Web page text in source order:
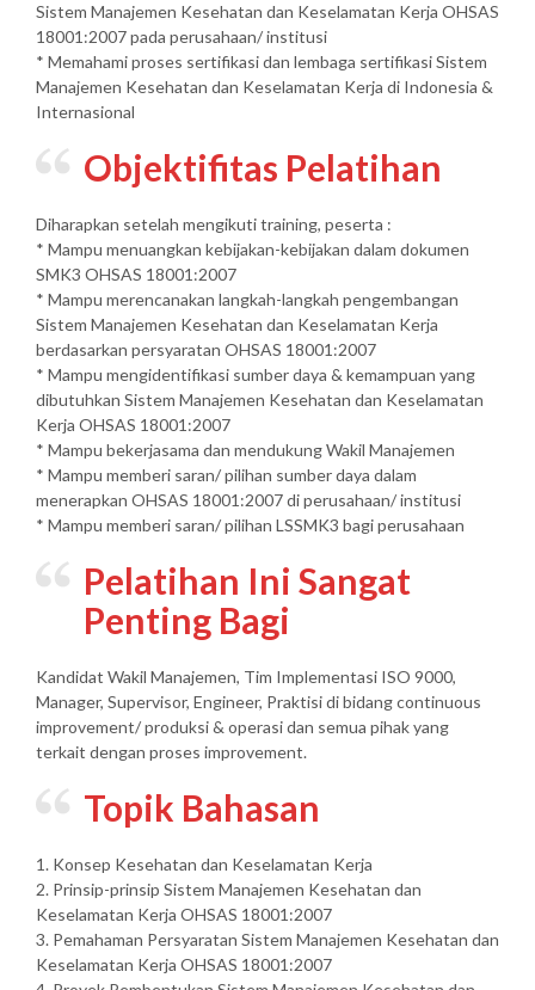
Sistem Manajemen Kesehatan dan Keselamatan Kerja OHSAS
18001:2007 pada perusahaan/ institusi
* Memahami proses sertifikasi dan lembaga sertifikasi Sistem
Manajemen Kesehatan dan Keselamatan Kerja di Indonesia &
Internasional
Objektifitas Pelatihan
Diharapkan setelah mengikuti training, peserta :
* Mampu menuangkan kebijakan-kebijakan dalam dokumen
SMK3 OHSAS 18001:2007
* Mampu merencanakan langkah-langkah pengembangan
Sistem Manajemen Kesehatan dan Keselamatan Kerja
berdasarkan persyaratan OHSAS 18001:2007
* Mampu mengidentifikasi sumber daya & kemampuan yang
dibutuhkan Sistem Manajemen Kesehatan dan Keselamatan
Kerja OHSAS 18001:2007
* Mampu bekerjasama dan mendukung Wakil Manajemen
* Mampu memberi saran/ pilihan sumber daya dalam
menerapkan OHSAS 18001:2007 di perusahaan/ institusi
* Mampu memberi saran/ pilihan LSSMK3 bagi perusahaan
Pelatihan Ini Sangat
Penting Bagi
Kandidat Wakil Manajemen, Tim Implementasi ISO 9000,
Manager, Supervisor, Engineer, Praktisi di bidang continuous
improvement/ produksi & operasi dan semua pihak yang
terkait dengan proses improvement.
Topik Bahasan
1. Konsep Kesehatan dan Keselamatan Kerja
2. Prinsip-prinsip Sistem Manajemen Kesehatan dan
Keselamatan Kerja OHSAS 18001:2007
3. Pemahaman Persyaratan Sistem Manajemen Kesehatan dan
Keselamatan Kerja OHSAS 18001:2007